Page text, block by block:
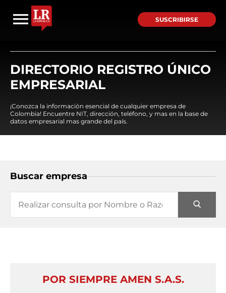
SUSCRIBIRSE
DIRECTORIO REGISTRO ÚNICO
EMPRESARIAL
¡Conozca la información esencial de cualquier empresa de
Colombia! Encuentre NIT, dirección, teléfono, y mas en la base de
datos empresarial mas grande del país.
Buscar empresa
POR SIEMPRE AMEN S.A.S.